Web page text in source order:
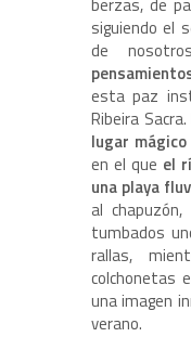
siguiendo el
de
esta paz
Ribeira
lugar mágico
en el que el
una playa
al
tumbados
rallas,
colchonetas
una imagen
verano.